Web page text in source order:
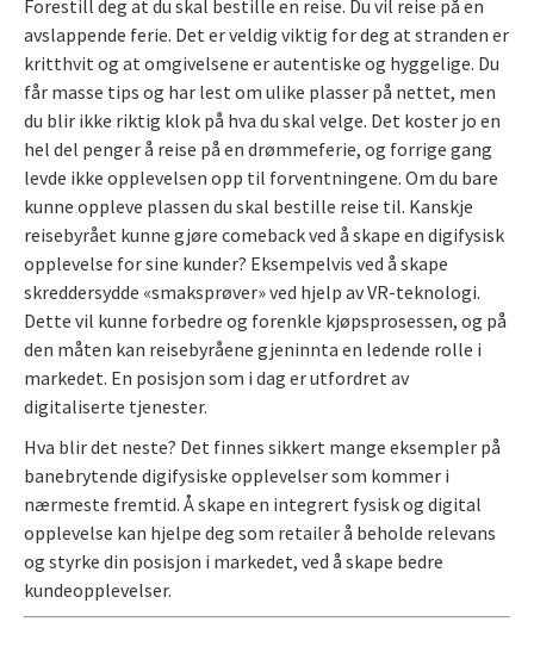
Forestill deg at du skal bestille en reise. Du vil reise på en
avslappende ferie. Det er veldig viktig for deg at stranden er
kritthvit og at omgivelsene er autentiske og hyggelige. Du
får masse tips og har lest om ulike plasser på nettet, men
du blir ikke riktig klok på hva du skal velge. Det koster jo en
hel del penger å reise på en drømmeferie, og forrige gang
levde ikke opplevelsen opp til forventningene. Om du bare
kunne oppleve plassen du skal bestille reise til. Kanskje
reisebyrået kunne gjøre comeback ved å skape en digifysisk
opplevelse for sine kunder? Eksempelvis ved å skape
skreddersydde «smaksprøver» ved hjelp av VR-teknologi.
Dette vil kunne forbedre og forenkle kjøpsprosessen, og på
den måten kan reisebyråene gjeninnta en ledende rolle i
markedet. En posisjon som i dag er utfordret av
digitaliserte tjenester.
Hva blir det neste? Det finnes sikkert mange eksempler på
banebrytende digifysiske opplevelser som kommer i
nærmeste fremtid. Å skape en integrert fysisk og digital
opplevelse kan hjelpe deg som retailer å beholde relevans
og styrke din posisjon i markedet, ved å skape bedre
kundeopplevelser.